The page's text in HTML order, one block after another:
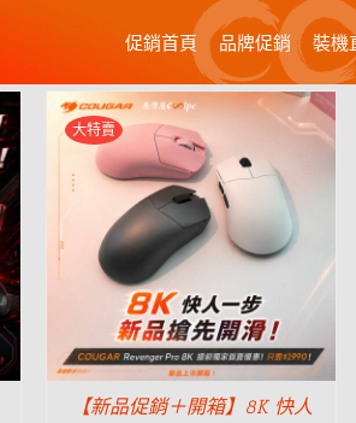
促銷首頁 品牌促銷 裝機
大特賣
【新品促銷＋開箱】8K 快人